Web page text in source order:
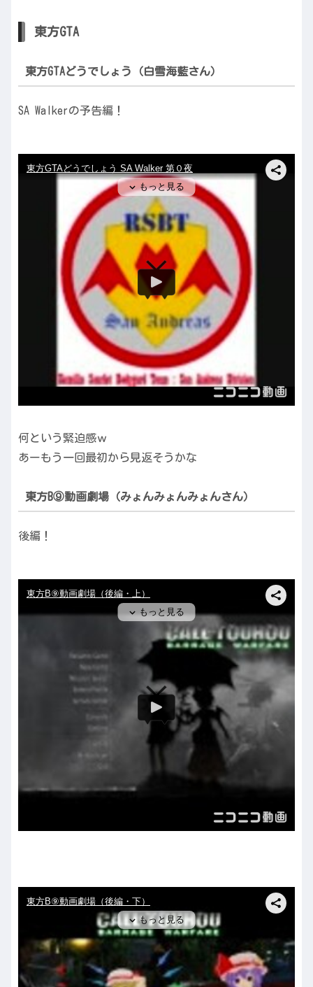
東方GTA
東方GTAどうでしょう（白雪海藍さん）
SA Walkerの予告編！
何という緊迫感ｗ
あーもう一回最初から見返そうかな
東方B⑨動画劇場（みょんみょんみょんさん）
後編！